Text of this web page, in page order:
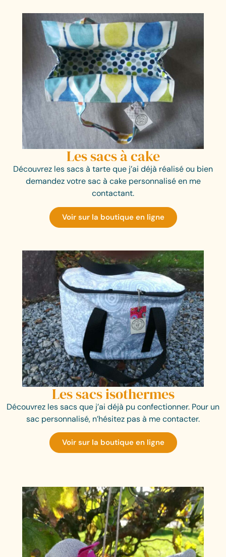
Les sacs à cake
Découvrez les sacs à tarte que j’ai déjà réalisé ou bien
demandez votre sac à cake personnalisé en me
contactant.
Voir sur la boutique en ligne
Les sacs isothermes
Découvrez les sacs que j’ai déjà pu confectionner. Pour un
sac personnalisé, n’hésitez pas à me contacter.
Voir sur la boutique en ligne